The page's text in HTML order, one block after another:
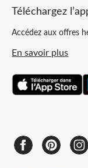
Téléchargez
Accédez aux offres
En savoir plus